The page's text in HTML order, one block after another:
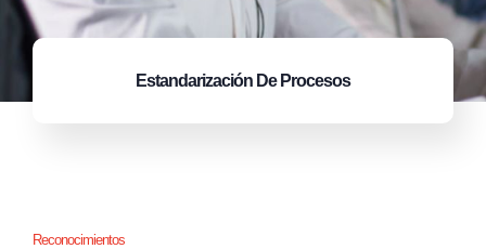
Estandarización De Procesos
Reconocimientos